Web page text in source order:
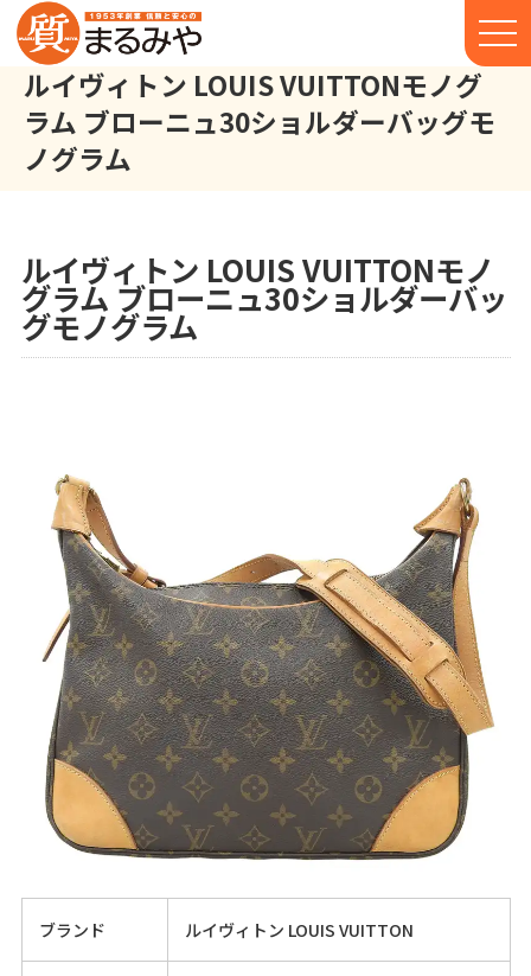
ルイヴィトン LOUIS VUITTONモノグ
ラム ブローニュ30ショルダーバッグモ
ノグラム
ルイヴィトン LOUIS VUITTONモノ
グラム ブローニュ30ショルダーバッ
グモノグラム
ブランド ルイヴィトン LOUIS VUITTON